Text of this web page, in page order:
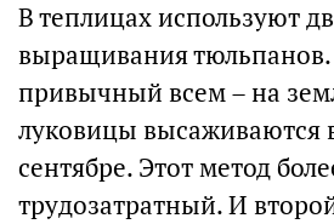
В теплицах используют
выращивания
привычный всем – на
луковицы высаживаются
сентябре. Этот метод
трудозатратный. И